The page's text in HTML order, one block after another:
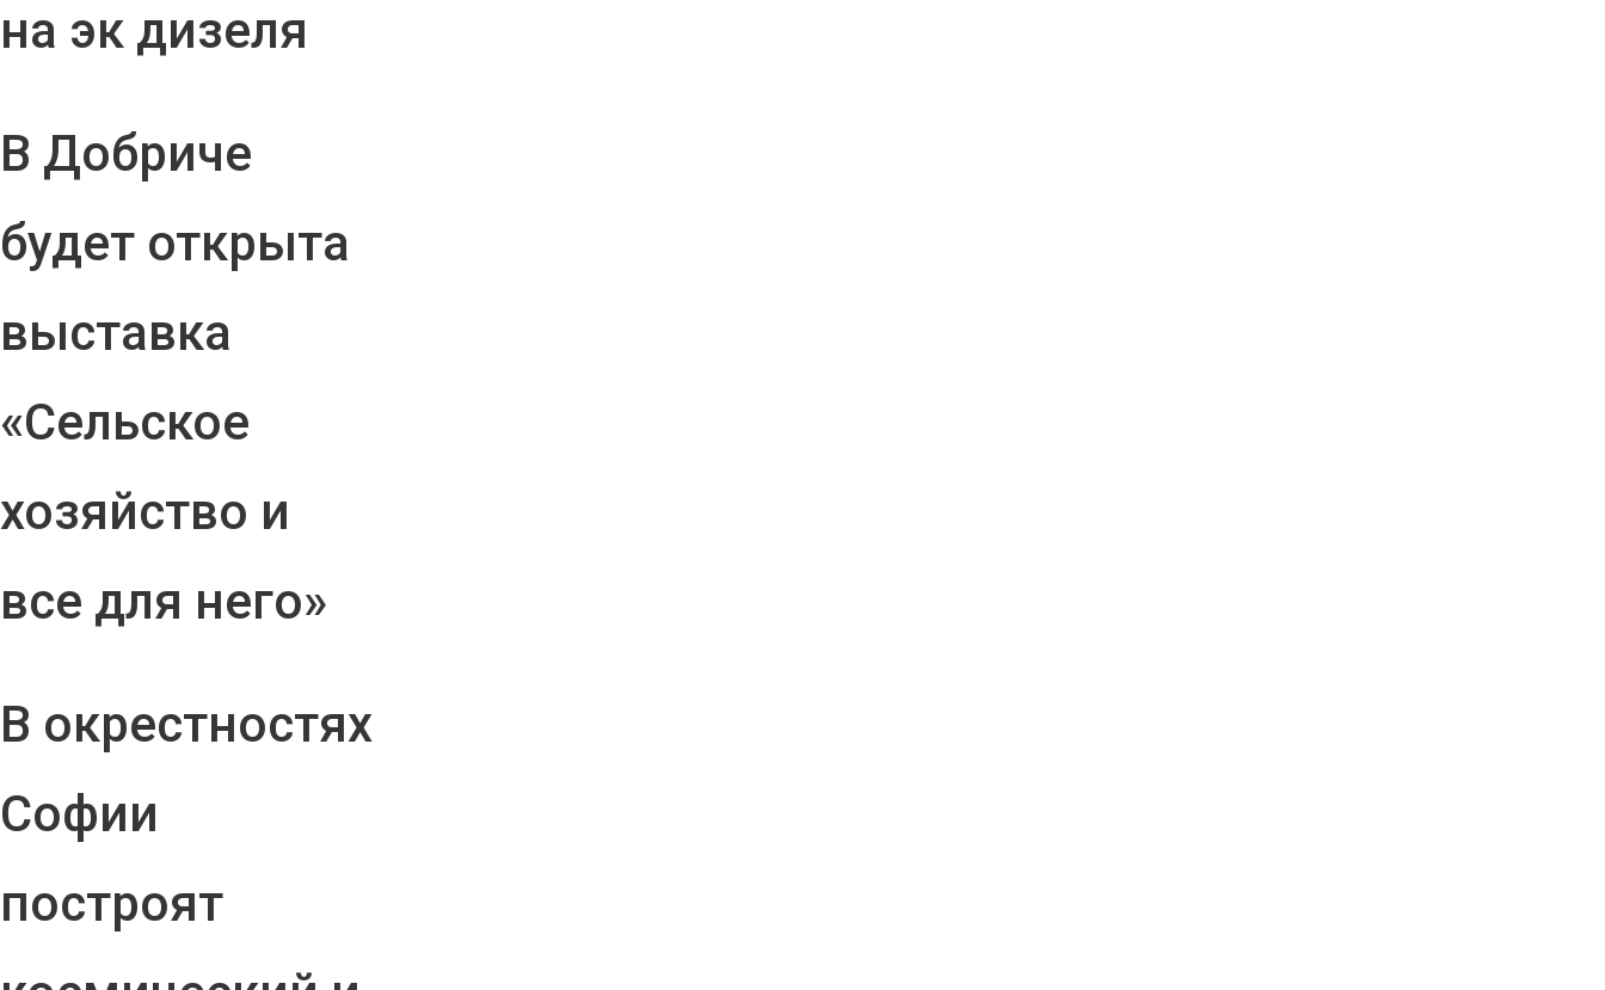
на эк дизеля
В Добриче
будет открыта
выставка
«Сельское
хозяйство и
все для него»
В окрестностях
Софии
построят